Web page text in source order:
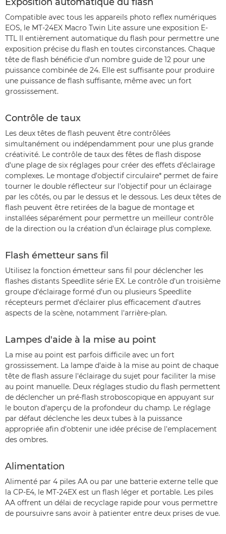
Compatible avec tous les appareils photo reflex numériques
EOS, le MT-24EX Macro Twin Lite assure une exposition E-
TTL II entièrement automatique du flash pour permettre une
exposition précise du flash en toutes circonstances. Chaque
tête de flash bénéficie d'un nombre guide de 12 pour une
puissance combinée de 24. Elle est suffisante pour produire
une puissance de flash suffisante, même avec un fort
grossissement.
Contrôle de taux
Les deux têtes de flash peuvent être contrôlées
simultanément ou indépendamment pour une plus grande
créativité. Le contrôle de taux des fêtes de flash dispose
d'une plage de six réglages pour créer des effets d'éclairage
complexes. Le montage d'objectif circulaire* permet de faire
tourner le double réflecteur sur l'objectif pour un éclairage
par les côtés, ou par le dessus et le dessous. Les deux têtes de
flash peuvent être retirées de la bague de montage et
installées séparément pour permettre un meilleur contrôle
de la direction ou la création d'un éclairage plus complexe.
Flash émetteur sans fil
Utilisez la fonction émetteur sans fil pour déclencher les
flashes distants Speedlite série EX. Le contrôle d'un troisième
groupe d'éclairage formé d'un ou plusieurs Speedlite
récepteurs permet d'éclairer plus efficacement d'autres
aspects de la scène, notamment l'arrière-plan.
Lampes d'aide à la mise au point
La mise au point est parfois difficile avec un fort
grossissement. La lampe d'aide à la mise au point de chaque
tête de flash assure l'éclairage du sujet pour faciliter la mise
au point manuelle. Deux réglages studio du flash permettent
de déclencher un pré-flash stroboscopique en appuyant sur
le bouton d'aperçu de la profondeur du champ. Le réglage
par défaut déclenche les deux tubes à la puissance
appropriée afin d'obtenir une idée précise de l'emplacement
des ombres.
Alimentation
Alimenté par 4 piles AA ou par une batterie externe telle que
la CP-E4, le MT-24EX est un flash léger et portable. Les piles
AA offrent un délai de recyclage rapide pour vous permettre
de poursuivre sans avoir à patienter entre deux prises de vue.